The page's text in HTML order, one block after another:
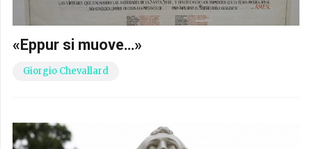
«Eppur si muove…»
Giorgio Chevallard